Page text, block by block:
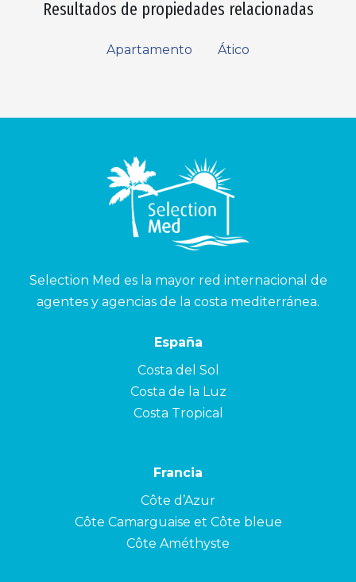
Resultados de propiedades relacionadas
Apartamento Ático
Selection Med es la mayor red internacional de
agentes y agencias de la costa mediterránea.
España
Costa del Sol
Costa de la Luz
Costa Tropical
Francia
Côte d’Azur
Côte Camarguaise et Côte bleue
Côte Améthyste